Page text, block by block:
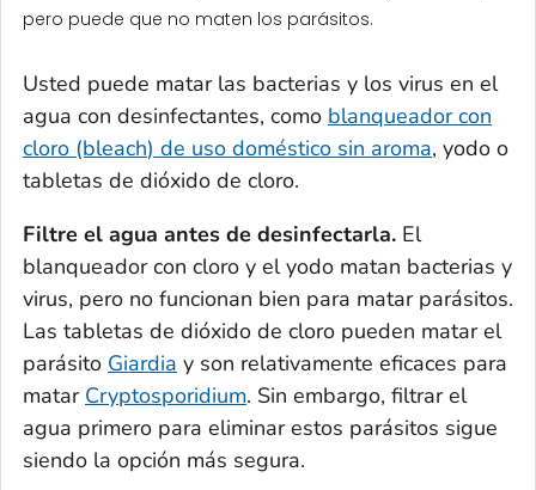
pero puede que no maten los parásitos.
Usted puede matar las bacterias y los virus en el
agua con desinfectantes, como blanqueador con
cloro (bleach) de uso doméstico sin aroma, yodo o
tabletas de dióxido de cloro.
Filtre el agua antes de desinfectarla. El
blanqueador con cloro y el yodo matan bacterias y
virus, pero no funcionan bien para matar parásitos.
Las tabletas de dióxido de cloro pueden matar el
parásito Giardia y son relativamente eficaces para
matar Cryptosporidium. Sin embargo, filtrar el
agua primero para eliminar estos parásitos sigue
siendo la opción más segura.